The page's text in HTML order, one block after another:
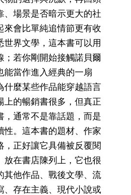
、場景是否暗示更大的社
來會比單純追情節更有收
世界文學，這本書可以用
；若你剛開始接觸諾貝爾
能當作進入經典的一扇
什麼某些作品能穿越語言
上的暢銷書很多，但真正
，通常不是靠話題，而是
性。這本書的題材、作家
，正好讓它具備被反覆閱
放在書店陳列上，它也很
其他作品、戰後文學、流
、存在主義、現代小說或